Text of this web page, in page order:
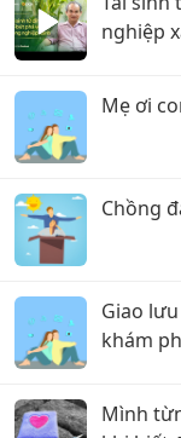
nghiệp
Mẹ ơi
Chồng
Giao
khám
Mình